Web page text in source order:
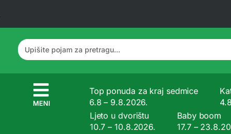
MENI
Top ponuda za kraj sedmice
6.8 – 9.8.2026.
Ljeto u dvorištu
10.7 – 10.8.2026.
Baby boom
17.7 –